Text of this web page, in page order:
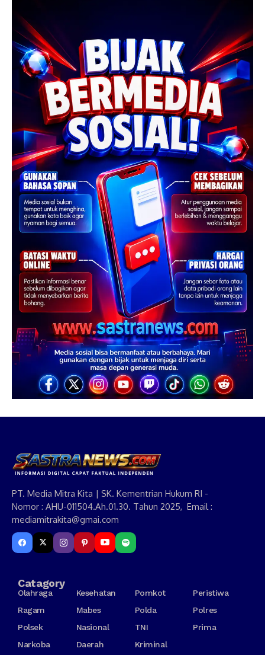
PT. Media Mitra Kita | SK. Kementrian Hukum RI -
Nomor : AHU-011504.Ah.01.30. Tahun 2025, Email :
mediamitrakita@gmai.com
Catagory
Olahraga Kesehatan Pomkot
Peristiwa
Ragam
Mabes Polda
Polres
Polsek
Nasional TNI
Prima
Narkoba
Daerah Kriminal